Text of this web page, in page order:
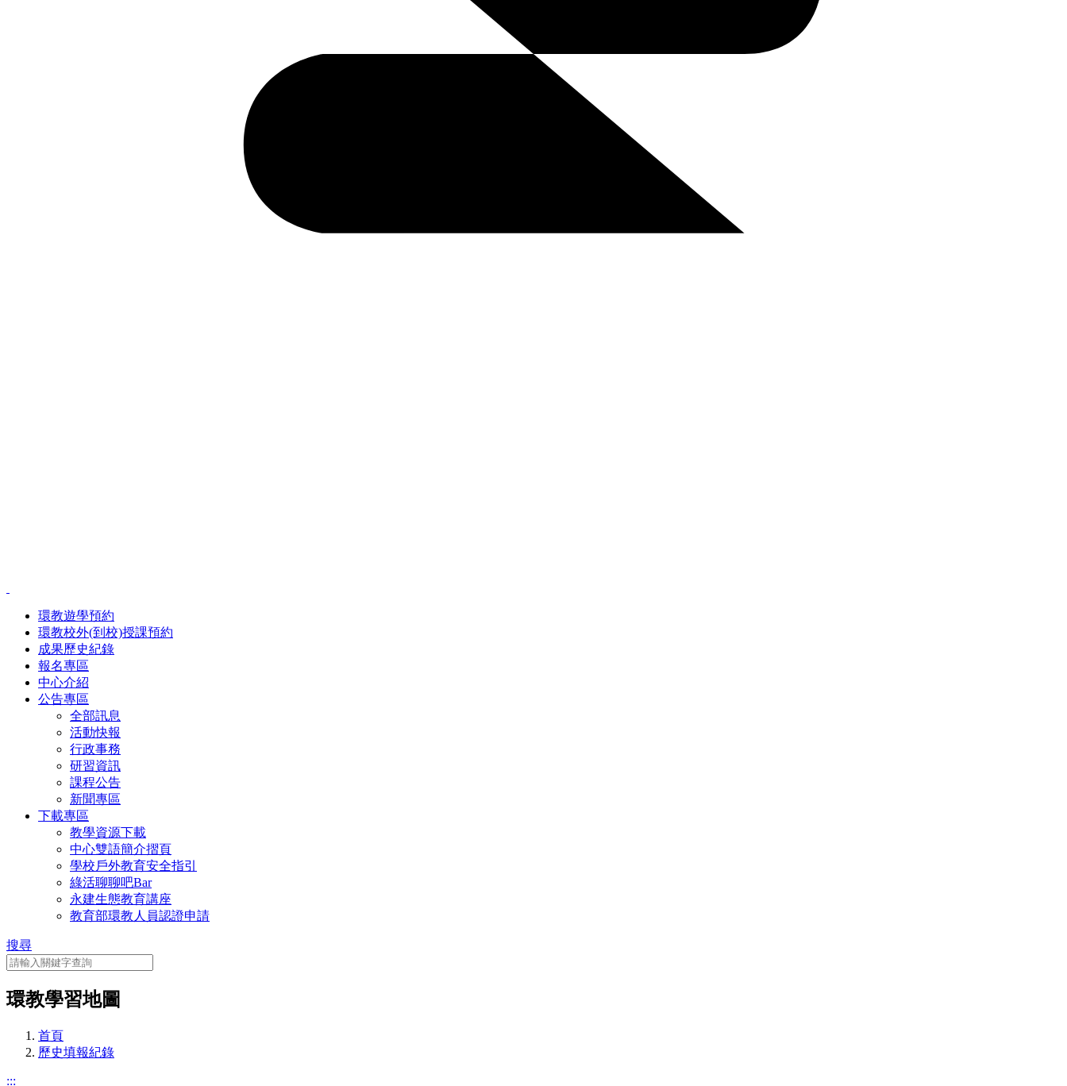
環教遊學預約
環教校外(到校)授課預約
成果歷史紀錄
報名專區
中心介紹
公告專區
全部訊息
活動快報
行政事務
研習資訊
課程公告
新聞專區
下載專區
教學資源下載
中心雙語簡介摺頁
學校戶外教育安全指引
綠活聊聊吧Bar
永建生態教育講座
教育部環教人員認證申請
搜尋
環教學習地圖
首頁
歷史填報紀錄
:::